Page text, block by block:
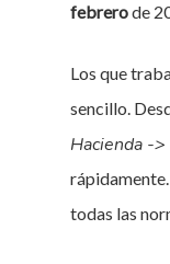
febrerode
Los que
sencillo.
Hacienda -
todas las